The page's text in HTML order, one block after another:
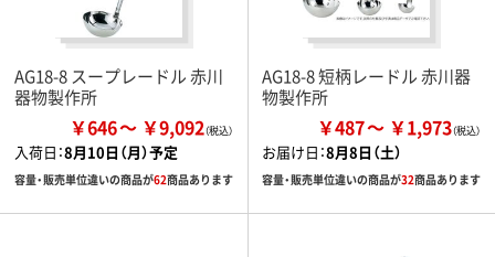
AG18-8 スープレードル 赤川
器物製作所
￥646 ￥9,092
入荷日：8月10日（月）予定
容量・販売単位違いの商品が62商品あります
AG18-8 短柄レードル 赤川器
物製作所
￥487 ￥1,973
お届け日：8月8日（土）
容量・販売単位違いの商品が32商品あります